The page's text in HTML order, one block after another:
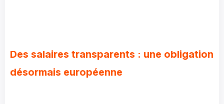
Des salaires transparents : une obligation
désormais européenne